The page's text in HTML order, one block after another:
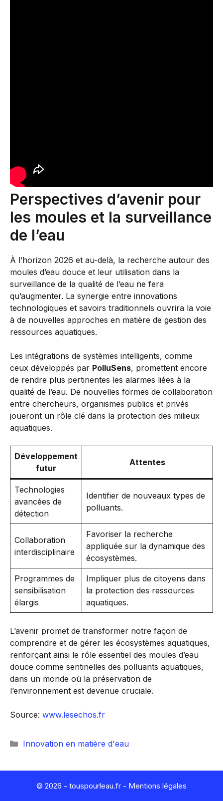
Perspectives d’avenir pour
les moules et la surveillance
de l’eau
À l’horizon 2026 et au-delà, la recherche autour des
moules d’eau douce et leur utilisation dans la
surveillance de la qualité de l’eau ne fera
qu’augmenter. La synergie entre innovations
technologiques et savoirs traditionnels ouvrira la voie
à de nouvelles approches en matière de gestion des
ressources aquatiques.
Les intégrations de systèmes intelligents, comme
ceux développés par PolluSens, promettent encore
de rendre plus pertinentes les alarmes liées à la
qualité de l’eau. De nouvelles formes de collaboration
entre chercheurs, organismes publics et privés
joueront un rôle clé dans la protection des milieux
aquatiques.
Développement
futur
Attentes
Technologies
avancées de
détection
Identifier de nouveaux types de
polluants.
Collaboration
interdisciplinaire
Favoriser la recherche
appliquée sur la dynamique des
écosystèmes.
Programmes de
sensibilisation
élargis
Impliquer plus de citoyens dans
la protection des ressources
aquatiques.
L’avenir promet de transformer notre façon de
comprendre et de gérer les écosystèmes aquatiques,
renforçant ainsi le rôle essentiel des moules d’eau
douce comme sentinelles des polluants aquatiques,
dans un monde où la préservation de
l’environnement est devenue cruciale.
Source: www.lesechos.fr
Catégories
Innovation en matière d'eau
© 2026 - touspourleau.fr - Mentions légales